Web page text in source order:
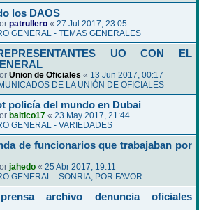
los DAOS
patrullero « 27 Jul 2017, 23:05
GENERAL - TEMAS GENERALES
UO CON EL
Union de Oficiales « 13 Jun 2017, 00:17
DE LA UNIÓN DE OFICIALES
policía del mundo en Dubai
baltico17 « 23 May 2017, 21:44
GENERAL - VARIEDADES
de funcionarios que trabajaban por
jahedo « 25 Abr 2017, 19:11
GENERAL - SONRIA, POR FAVOR
archivo denuncia oficiales